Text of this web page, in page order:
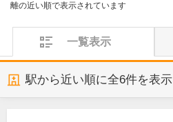
離の近い順で表示されています
一覧表示
駅から近い順に全6件を表示